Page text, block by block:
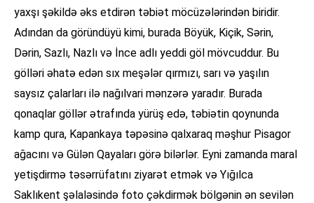
yaxşı şəkildə əks etdirən təbiət möcüzələrindən biridir.
Adından da göründüyü kimi, burada Böyük, Kiçik, Sərin,
Dərin, Sazlı, Nazlı və İnce adlı yeddi göl mövcuddur. Bu
gölləri əhatə edən sıx meşələr qırmızı, sarı və yaşılın
saysız çalarları ilə nağılvari mənzərə yaradır. Burada
qonaqlar göllər ətrafında yürüş edə, təbiətin qoynunda
kamp qura, Kapankaya təpəsinə qalxaraq məşhur Pisagor
ağacını və Gülən Qayaları görə bilərlər. Eyni zamanda maral
yetişdirmə təsərrüfatını ziyarət etmək və Yığılca
Saklıkent şəlaləsində foto çəkdirmək bölgənin ən sevilən